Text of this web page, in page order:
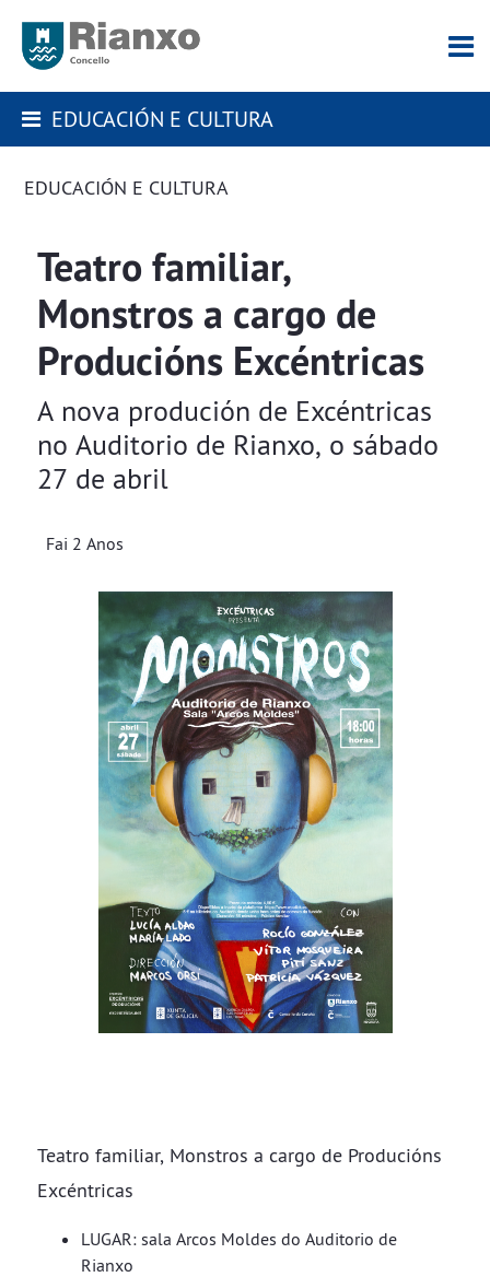
EDUCACIÓN E CULTURA
EDUCACIÓN E CULTURA
Teatro familiar,
Monstros a cargo de
Producións Excéntricas
A nova produción de Excéntricas
no Auditorio de Rianxo, o sábado
27 de abril
Fai 2 Anos
Teatro familiar, Monstros a cargo de Producións
Excéntricas
LUGAR: sala Arcos Moldes do Auditorio de
Rianxo